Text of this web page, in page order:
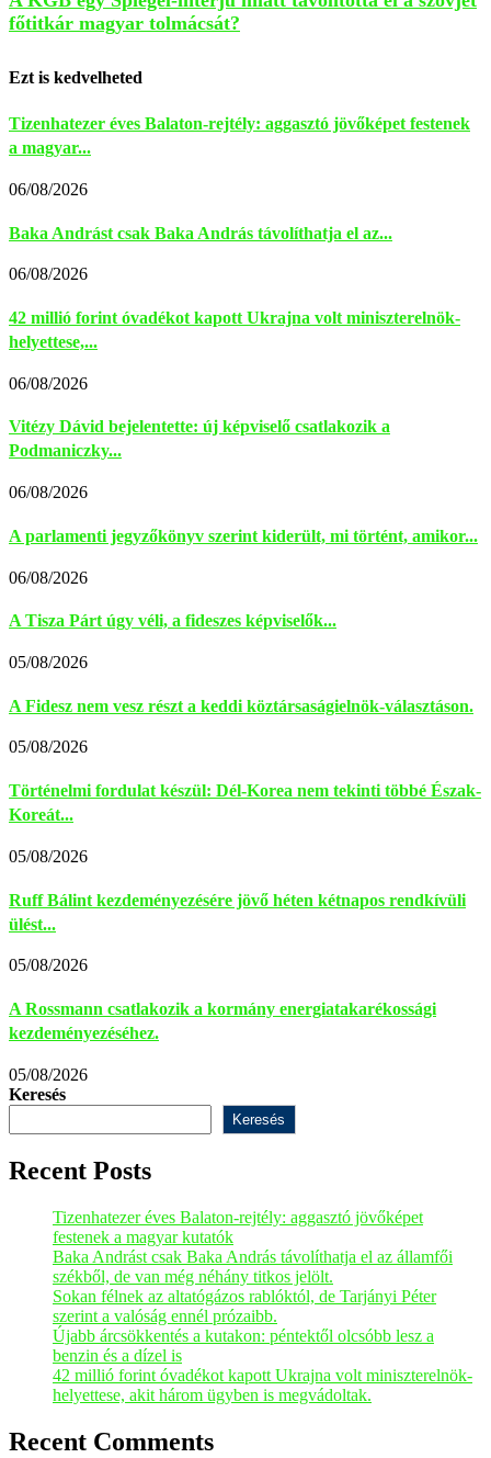
főtitkár magyar tolmácsát?
Ezt is kedvelheted
Tizenhatezer éves Balaton-rejtély: aggasztó jövőképet festenek
a magyar...
06/08/2026
Baka Andrást csak Baka András távolíthatja el az...
06/08/2026
42 millió forint óvadékot kapott Ukrajna volt miniszterelnök-
helyettese,...
06/08/2026
Vitézy Dávid bejelentette: új képviselő csatlakozik a
Podmaniczky...
06/08/2026
A parlamenti jegyzőkönyv szerint kiderült, mi történt, amikor...
06/08/2026
A Tisza Párt úgy véli, a fideszes képviselők...
05/08/2026
A Fidesz nem vesz részt a keddi köztársaságielnök-választáson.
05/08/2026
Történelmi fordulat készül: Dél-Korea nem tekinti többé Észak-
Koreát...
05/08/2026
Ruff Bálint kezdeményezésére jövő héten kétnapos rendkívüli
ülést...
05/08/2026
A Rossmann csatlakozik a kormány energiatakarékossági
kezdeményezéséhez.
05/08/2026
Keresés
Keresés
Recent Posts
Tizenhatezer éves Balaton-rejtély: aggasztó jövőképet
festenek a magyar kutatók
Baka Andrást csak Baka András távolíthatja el az államfői
székből, de van még néhány titkos jelölt.
Sokan félnek az altatógázos rablóktól, de Tarjányi Péter
szerint a valóság ennél prózaibb.
Újabb árcsökkentés a kutakon: péntektől olcsóbb lesz a
benzin és a dízel is
42 millió forint óvadékot kapott Ukrajna volt miniszterelnök-
helyettese, akit három ügyben is megvádoltak.
Recent Comments